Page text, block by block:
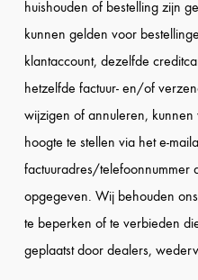
huishouden of bestelling zijn
kunnen gelden voor
klantaccount, dezelfde
hetzelfde factuur- en/of
wijzigen of annuleren,
hoogte te stellen via het e-
factuuradres/telefoonnummer
opgegeven. Wij behouden
te beperken of te verbieden
geplaatst door dealers,